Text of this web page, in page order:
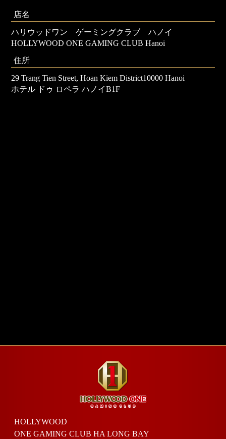
店名
ハリウッドワン ゲーミングクラブ ハノイ
HOLLYWOOD ONE GAMING CLUB Hanoi
住所
29 Trang Tien Street, Hoan Kiem District10000 Hanoi
ホテル ドゥ ロペラ ハノイB1F
HOLLYWOOD
ONE GAMING CLUB HA LONG BAY